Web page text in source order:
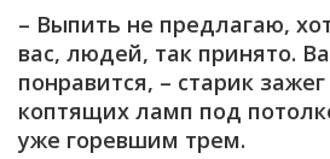
– Выпить не предлагаю,
вас, людей, так принято.
понравится, – старик
коптящих ламп под
уже горевшим трем.